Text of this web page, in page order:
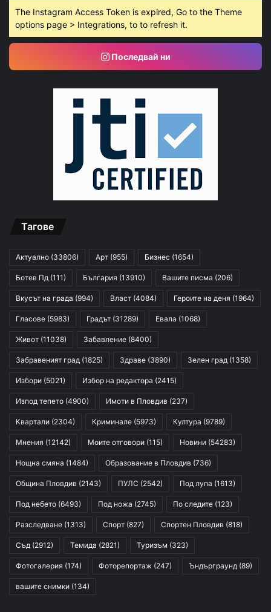
The Instagram Access Token is expired, Go to the Theme
options page > Integrations, to to refresh it.
Последвай ни
Тагове
Актуално (33806) Арт (955) Бизнес (1654)
Ботев Пд (111) България (13910) Вашите писма (206)
Вкусът на града (994) Власт (4084) Героите на деня (1964)
Гласове (5983) Градът (31289) Евала (1068)
Живот (11038) Забавление (8400)
Забравеният град (1825) Здраве (3890) Зелен град (1358)
Избори (5021) Избор на редактора (2415)
Изпод тепето (4900) Имоти в Пловдив (237)
Квартали (2304) Криминале (5973) Култура (9789)
Мнения (12142) Моите отговори (115) Новини (54283)
Нощна смяна (1484) Образование в Пловдив (736)
Община Пловдив (2143) ПУЛС (2542) Под лупа (1613)
Под небето (6493) Под ножа (2745) По следите (123)
Разследване (1313) Спорт (827) Спортен Пловдив (818)
Съд (2912) Темида (2821) Туризъм (323)
Фотогалерия (174) Фоторепортаж (247) Ъндърграунд (89)
вашите снимки (134)